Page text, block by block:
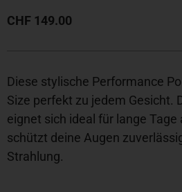
CHF 149.00
Diese stylische Performance
Size perfekt zu jedem Gesicht.
eignet sich ideal für lange Tage
schützt deine Augen
Strahlung.